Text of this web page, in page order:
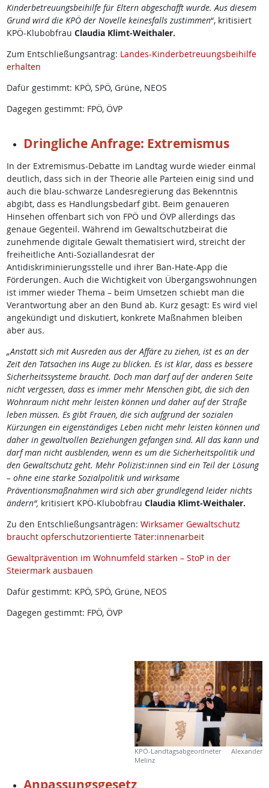
Kinderbetreuungsbeihilfe für Eltern abgeschafft wurde. Aus diesem
Grund wird die KPÖ der Novelle keinesfalls zustimmen“, kritisiert
KPÖ-Klubobfrau Claudia Klimt-Weithaler.
Zum Entschließungsantrag: Landes-Kinderbetreuungsbeihilfe
erhalten
Dafür gestimmt: KPÖ, SPÖ, Grüne, NEOS
Dagegen gestimmt: FPÖ, ÖVP
Dringliche Anfrage: Extremismus
In der Extremismus-Debatte im Landtag wurde wieder einmal
deutlich, dass sich in der Theorie alle Parteien einig sind und
auch die blau-schwarze Landesregierung das Bekenntnis
abgibt, dass es Handlungsbedarf gibt. Beim genaueren
Hinsehen offenbart sich von FPÖ und ÖVP allerdings das
genaue Gegenteil. Während im Gewaltschutzbeirat die
zunehmende digitale Gewalt thematisiert wird, streicht der
freiheitliche Anti-Soziallandesrat der
Antidiskriminierungsstelle und ihrer Ban-Hate-App die
Förderungen. Auch die Wichtigkeit von Übergangswohnungen
ist immer wieder Thema – beim Umsetzen schiebt man die
Verantwortung aber an den Bund ab. Kurz gesagt: Es wird viel
angekündigt und diskutiert, konkrete Maßnahmen bleiben
aber aus.
„Anstatt sich mit Ausreden aus der Affäre zu ziehen, ist es an der
Zeit den Tatsachen ins Auge zu blicken. Es ist klar, dass es bessere
Sicherheitssysteme braucht. Doch man darf auf der anderen Seite
nicht vergessen, dass es immer mehr Menschen gibt, die sich den
Wohnraum nicht mehr leisten können und daher auf der Straße
leben müssen. Es gibt Frauen, die sich aufgrund der sozialen
Kürzungen ein eigenständiges Leben nicht mehr leisten können und
daher in gewaltvollen Beziehungen gefangen sind. All das kann und
darf man nicht ausblenden, wenn es um die Sicherheitspolitik und
den Gewaltschutz geht. Mehr Polizist:innen sind ein Teil der Lösung
– ohne eine starke Sozialpolitik und wirksame
Präventionsmaßnahmen wird sich aber grundlegend leider nichts
ändern“, kritisiert KPÖ-Klubobfrau Claudia Klimt-Weithaler.
Zu den Entschließungsanträgen: Wirksamer Gewaltschutz
braucht opferschutzorientierte Täter:innenarbeit
Gewaltprävention im Wohnumfeld stärken – StoP in der
Steiermark ausbauen
Dafür gestimmt: KPÖ, SPÖ, Grüne, NEOS
Dagegen gestimmt: FPÖ, ÖVP
KPÖ-Landtagsabgeordneter Alexander
Melinz